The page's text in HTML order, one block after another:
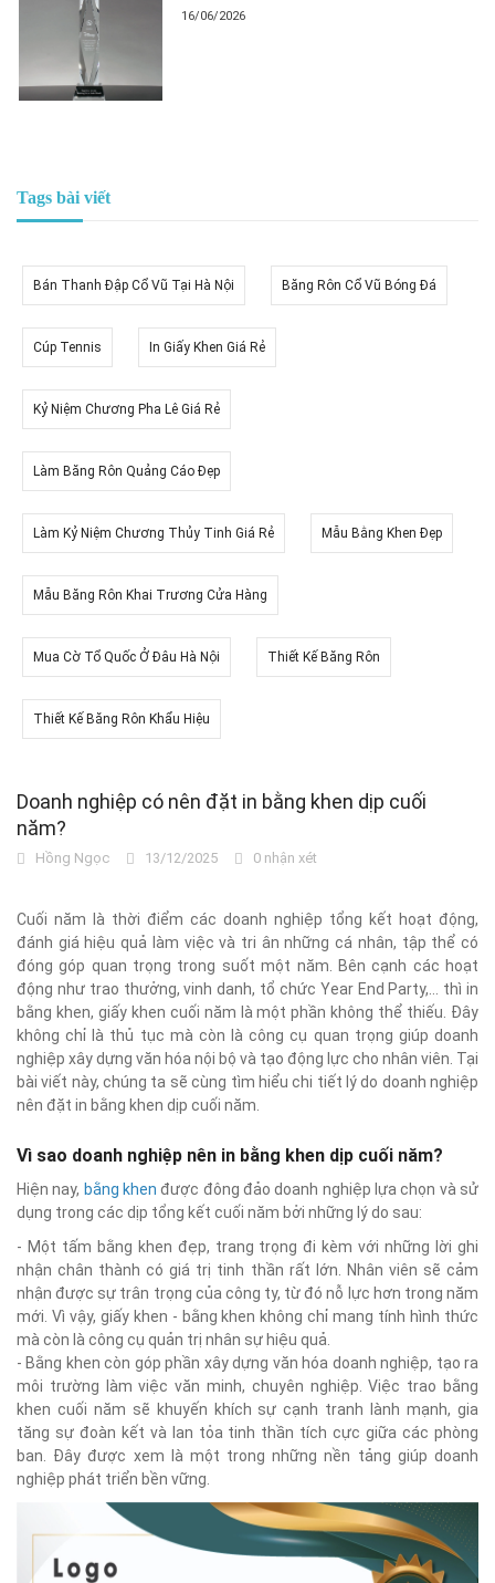
16/06/2026
Tags bài viết
Bán Thanh Đập Cổ Vũ Tại Hà Nội Băng Rôn Cổ Vũ Bóng Đá
Cúp Tennis In Giấy Khen Giá Rẻ
Kỷ Niệm Chương Pha Lê Giá Rẻ
Làm Băng Rôn Quảng Cáo Đẹp
Làm Kỷ Niệm Chương Thủy Tinh Giá Rẻ Mẫu Bằng Khen Đẹp
Mẫu Băng Rôn Khai Trương Cửa Hàng
Mua Cờ Tổ Quốc Ở Đâu Hà Nội Thiết Kế Băng Rôn
Thiết Kế Băng Rôn Khẩu Hiệu
Doanh nghiệp có nên đặt in bằng khen dịp cuối
năm?
Hồng Ngọc 13/12/2025 0 nhận xét
Cuối năm là thời điểm các doanh nghiệp tổng kết hoạt động,
đánh giá hiệu quả làm việc và tri ân những cá nhân, tập thể có
đóng góp quan trọng trong suốt một năm. Bên cạnh các hoạt
động như trao thưởng, vinh danh, tổ chức Year End Party,… thì in
bằng khen, giấy khen cuối năm là một phần không thể thiếu. Đây
không chỉ là thủ tục mà còn là công cụ quan trọng giúp doanh
nghiệp xây dựng văn hóa nội bộ và tạo động lực cho nhân viên. Tại
bài viết này, chúng ta sẽ cùng tìm hiểu chi tiết lý do doanh nghiệp
nên đặt in bằng khen dịp cuối năm.
Vì sao doanh nghiệp nên in bằng khen dịp cuối năm?
Hiện nay, bằng khen được đông đảo doanh nghiệp lựa chọn và sử
dụng trong các dịp tổng kết cuối năm bởi những lý do sau:
- Một tấm bằng khen đẹp, trang trọng đi kèm với những lời ghi
nhận chân thành có giá trị tinh thần rất lớn. Nhân viên sẽ cảm
nhận được sự trân trọng của công ty, từ đó nỗ lực hơn trong năm
mới. Vì vậy, giấy khen - bằng khen không chỉ mang tính hình thức
mà còn là công cụ quản trị nhân sự hiệu quả.
- Bằng khen còn góp phần xây dựng văn hóa doanh nghiệp, tạo ra
môi trường làm việc văn minh, chuyên nghiệp. Việc trao bằng
khen cuối năm sẽ khuyến khích sự cạnh tranh lành mạnh, gia
tăng sự đoàn kết và lan tỏa tinh thần tích cực giữa các phòng
ban. Đây được xem là một trong những nền tảng giúp doanh
nghiệp phát triển bền vững.